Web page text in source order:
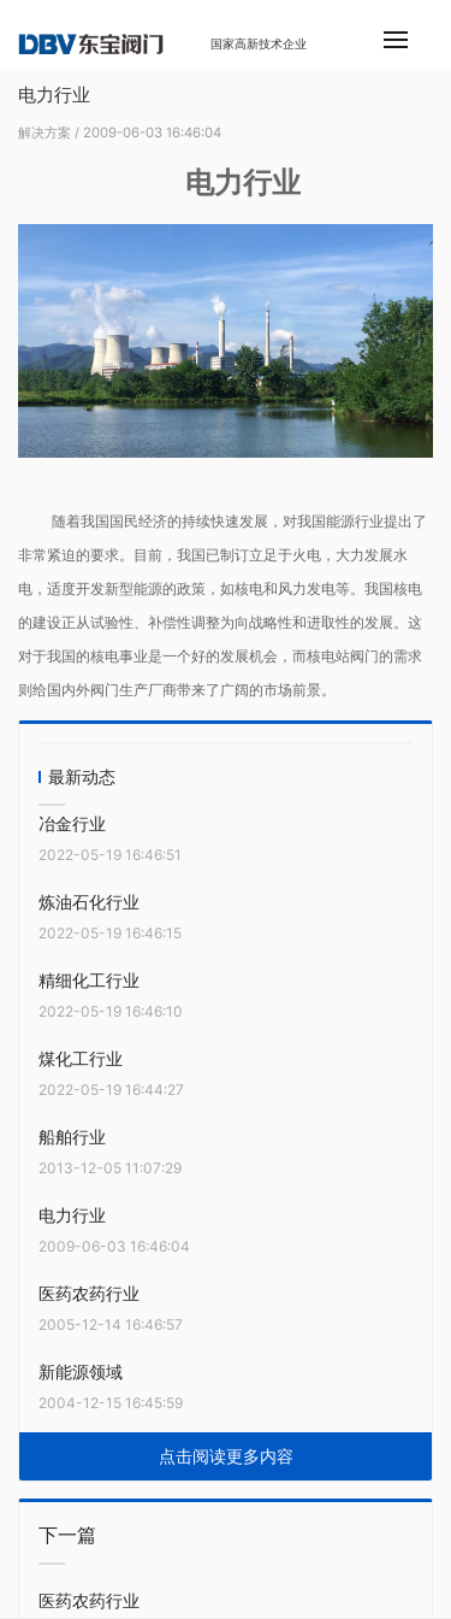
国家高新技术企业
电力行业
解决方案 / 2009-06-03 16:46:04
电力行业
随着我国国民经济的持续快速发展，对我国能源行业提出了
非常紧迫的要求。目前，我国已制订立足于火电，大力发展水
电，适度开发新型能源的政策，如核电和风力发电等。我国核电
的建设正从试验性、补偿性调整为向战略性和进取性的发展。这
对于我国的核电事业是一个好的发展机会，而核电站阀门的需求
则给国内外阀门生产厂商带来了广阔的市场前景。
最新动态
冶金行业
2022-05-19 16:46:51
炼油石化行业
2022-05-19 16:46:15
精细化工行业
2022-05-19 16:46:10
煤化工行业
2022-05-19 16:44:27
船舶行业
2013-12-05 11:07:29
电力行业
2009-06-03 16:46:04
医药农药行业
2005-12-14 16:46:57
新能源领域
2004-12-15 16:45:59
点击阅读更多内容
下一篇
医药农药行业